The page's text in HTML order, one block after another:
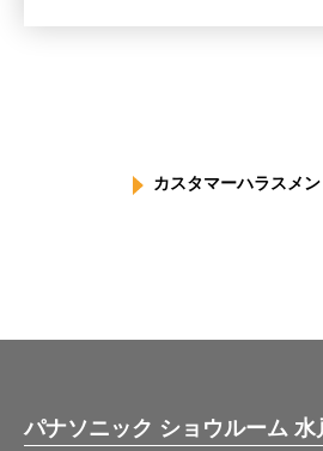
カスタマーハラスメ
パナソニック ショウルーム 水